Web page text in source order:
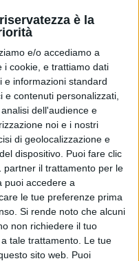
è la
e/o accediamo a
i cookie, e trattiamo dati
e informazioni standard
contenuti personalizzati,
dell'audience e
noi e i nostri
di geolocalizzazione e
dispositivo. Puoi fare clic
partner il trattamento per le
puoi accedere a
le tue preferenze prima
Si rende noto che alcuni
non richiedere il tuo
tale trattamento. Le tue
sito web. Puoi
Giovinazzo: domani i
Tullio
Bitonto: muore una
per un guasto alla rete
Ferrotramviaria: treni